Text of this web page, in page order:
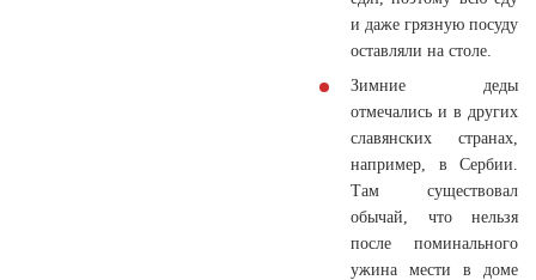
и даже грязную посуду
оставляли на столе.
Зимние деды
отмечались и в других
славянских странах,
например, в Сербии.
Там существовал
обычай, что нельзя
после поминального
ужина мести в доме